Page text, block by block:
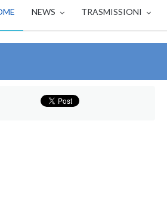
NEWS TRASMISSIONI